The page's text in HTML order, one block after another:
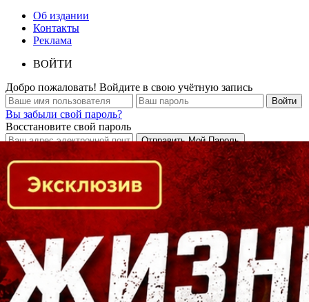
Об издании
Контакты
Реклама
ВОЙТИ
Добро пожаловать! Войдите в свою учётную запись
Вы забыли свой пароль?
Восстановите свой пароль
Кто есть кто в Байкальском регионе